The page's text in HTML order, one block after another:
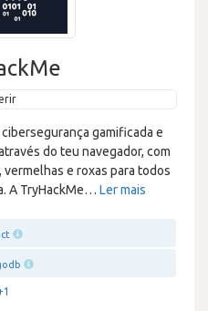
gamificada e
do teu navegador, com
e roxas para todos
A TryHackMe… Ler mais